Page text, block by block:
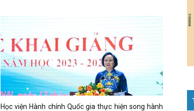
Học viện Hành chính Quốc gia thực hiện song hành